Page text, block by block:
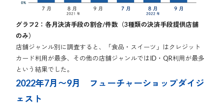
グラフ2：各月決済手段の割合/件数（3種類の決済手段提供店舗
のみ）
店舗ジャンル別に調査すると、「食品・スイーツ」はクレジット
カード利用が最多、その他の店舗ジャンルではID・QR利用が最多
という結果でした。
2022年7月〜9月 フューチャーショップダイジ
ェスト